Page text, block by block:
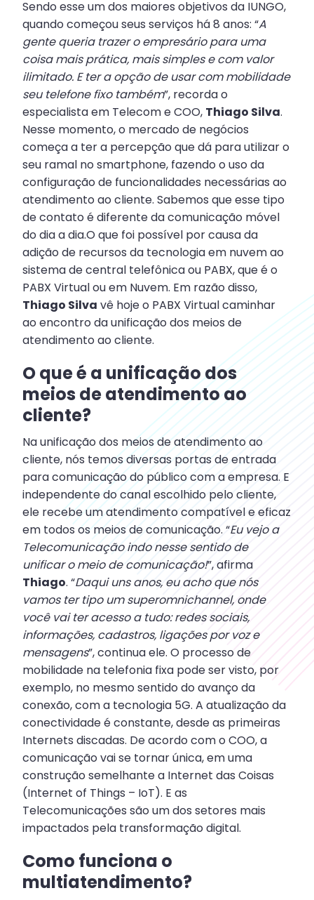
Sendo esse um dos maiores objetivos da IUNGO,
quando começou seus serviços há 8 anos: “A
gente queria trazer o empresário para uma
coisa mais prática, mais simples e com valor
ilimitado. E ter a opção de usar com mobilidade
seu telefone fixo também”, recorda o
especialista em Telecom e COO, Thiago Silva.
Nesse momento, o mercado de negócios
começa a ter a percepção que dá para utilizar o
seu ramal no smartphone, fazendo o uso da
configuração de funcionalidades necessárias ao
atendimento ao cliente. Sabemos que esse tipo
de contato é diferente da comunicação móvel
do dia a dia.O que foi possível por causa da
adição de recursos da tecnologia em nuvem ao
sistema de central telefônica ou PABX, que é o
PABX Virtual ou em Nuvem. Em razão disso,
Thiago Silva vê hoje o PABX Virtual caminhar
ao encontro da unificação dos meios de
atendimento ao cliente.
O que é a unificação dos
meios de atendimento ao
cliente?
Na unificação dos meios de atendimento ao
cliente, nós temos diversas portas de entrada
para comunicação do público com a empresa. E
independente do canal escolhido pelo cliente,
ele recebe um atendimento compatível e eficaz
em todos os meios de comunicação. “Eu vejo a
Telecomunicação indo nesse sentido de
unificar o meio de comunicação!”, afirma
Thiago. “Daqui uns anos, eu acho que nós
vamos ter tipo um superomnichannel, onde
você vai ter acesso a tudo: redes sociais,
informações, cadastros, ligações por voz e
mensagens”, continua ele. O processo de
mobilidade na telefonia fixa pode ser visto, por
exemplo, no mesmo sentido do avanço da
conexão, com a tecnologia 5G. A atualização da
conectividade é constante, desde as primeiras
Internets discadas. De acordo com o COO, a
comunicação vai se tornar única, em uma
construção semelhante a Internet das Coisas
(Internet of Things – IoT). E as
Telecomunicações são um dos setores mais
impactados pela transformação digital.
Como funciona o
multiatendimento?